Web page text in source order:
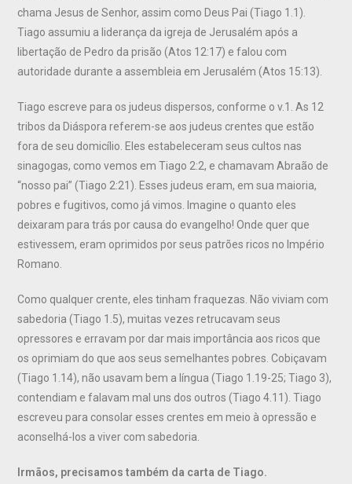
chama Jesus de Senhor, assim como Deus Pai (Tiago 1.1).
Tiago assumiu a liderança da igreja de Jerusalém após a
libertação de Pedro da prisão (Atos 12:17) e falou com
autoridade durante a assembleia em Jerusalém (Atos 15:13).
Tiago escreve para os judeus dispersos, conforme o v.1. As 12
tribos da Diáspora referem-se aos judeus crentes que estão
fora de seu domicílio. Eles estabeleceram seus cultos nas
sinagogas, como vemos em Tiago 2:2, e chamavam Abraão de
“nosso pai” (Tiago 2:21). Esses judeus eram, em sua maioria,
pobres e fugitivos, como já vimos. Imagine o quanto eles
deixaram para trás por causa do evangelho! Onde quer que
estivessem, eram oprimidos por seus patrões ricos no Império
Romano.
Como qualquer crente, eles tinham fraquezas. Não viviam com
sabedoria (Tiago 1.5), muitas vezes retrucavam seus
opressores e erravam por dar mais importância aos ricos que
os oprimiam do que aos seus semelhantes pobres. Cobiçavam
(Tiago 1.14), não usavam bem a língua (Tiago 1.19-25; Tiago 3),
contendiam e falavam mal uns dos outros (Tiago 4.11). Tiago
escreveu para consolar esses crentes em meio à opressão e
aconselhá-los a viver com sabedoria.
Irmãos, precisamos também da carta de Tiago.